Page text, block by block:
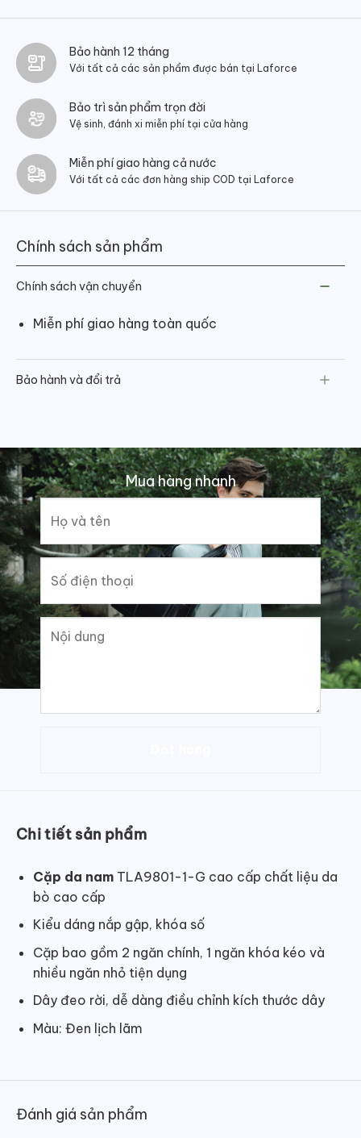
Bảo hành 12 tháng
Với tất cả các sản phẩm được bán tại Laforce
Bảo trì sản phẩm trọn đời
Vệ sinh, đánh xi miễn phí tại cửa hàng
Miễn phí giao hàng cả nước
Với tất cả các đơn hàng ship COD tại Laforce
Chính sách sản phẩm
Chính sách vận chuyển
Miễn phí giao hàng toàn quốc
Bảo hành và đổi trả
Mua hàng nhanh
Chi tiết sản phẩm
Cặp da namTLA9801-1-G cao cấp chất liệu da
bò cao cấp
Kiểu dáng nắp gập, khóa số
Cặp bao gồm 2 ngăn chính, 1 ngăn khóa kéo và
nhiều ngăn nhỏ tiện dụng
Dây đeo rời, dễ dàng điều chỉnh kích thước dây
Màu: Đen lịch lãm
Đánh giá sản phẩm